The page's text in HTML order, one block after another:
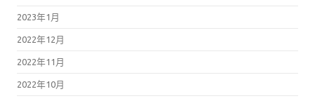
2023年1月
2022年12月
2022年11月
2022年10月